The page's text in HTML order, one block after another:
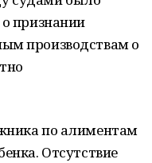
признании
производствам о
по алиментам
Отсутствие